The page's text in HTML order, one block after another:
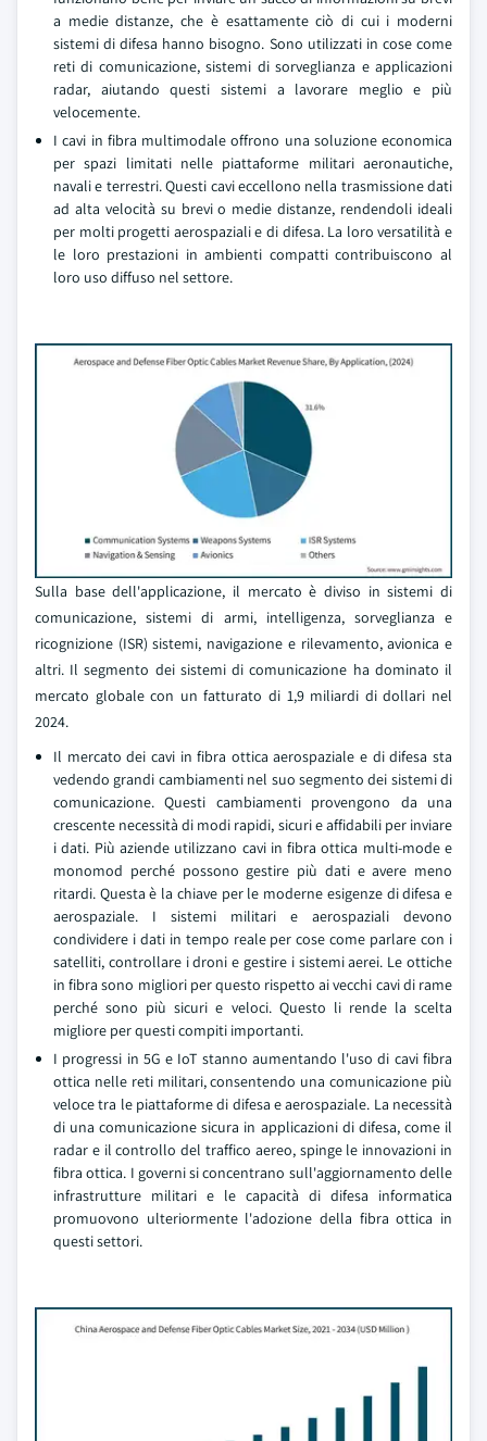
a medie distanze, che è esattamente ciò di cui i moderni
sistemi di difesa hanno bisogno. Sono utilizzati in cose come
reti di comunicazione, sistemi di sorveglianza e applicazioni
radar, aiutando questi sistemi a lavorare meglio e più
velocemente.
I cavi in fibra multimodale offrono una soluzione economica
per spazi limitati nelle piattaforme militari aeronautiche,
navali e terrestri. Questi cavi eccellono nella trasmissione dati
ad alta velocità su brevi o medie distanze, rendendoli ideali
per molti progetti aerospaziali e di difesa. La loro versatilità e
le loro prestazioni in ambienti compatti contribuiscono al
loro uso diffuso nel settore.
Sulla base dell'applicazione, il mercato è diviso in sistemi di
comunicazione, sistemi di armi, intelligenza, sorveglianza e
ricognizione (ISR) sistemi, navigazione e rilevamento, avionica e
altri. Il segmento dei sistemi di comunicazione ha dominato il
mercato globale con un fatturato di 1,9 miliardi di dollari nel
2024.
Il mercato dei cavi in fibra ottica aerospaziale e di difesa sta
vedendo grandi cambiamenti nel suo segmento dei sistemi di
comunicazione. Questi cambiamenti provengono da una
crescente necessità di modi rapidi, sicuri e affidabili per inviare
i dati. Più aziende utilizzano cavi in fibra ottica multi-mode e
monomod perché possono gestire più dati e avere meno
ritardi. Questa è la chiave per le moderne esigenze di difesa e
aerospaziale. I sistemi militari e aerospaziali devono
condividere i dati in tempo reale per cose come parlare con i
satelliti, controllare i droni e gestire i sistemi aerei. Le ottiche
in fibra sono migliori per questo rispetto ai vecchi cavi di rame
perché sono più sicuri e veloci. Questo li rende la scelta
migliore per questi compiti importanti.
I progressi in 5G e IoT stanno aumentando l'uso di cavi fibra
ottica nelle reti militari, consentendo una comunicazione più
veloce tra le piattaforme di difesa e aerospaziale. La necessità
di una comunicazione sicura in applicazioni di difesa, come il
radar e il controllo del traffico aereo, spinge le innovazioni in
fibra ottica. I governi si concentrano sull'aggiornamento delle
infrastrutture militari e le capacità di difesa informatica
promuovono ulteriormente l'adozione della fibra ottica in
questi settori.